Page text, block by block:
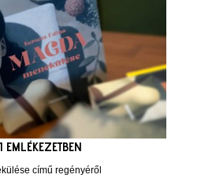
EMLÉKEZETBEN
című regényéről